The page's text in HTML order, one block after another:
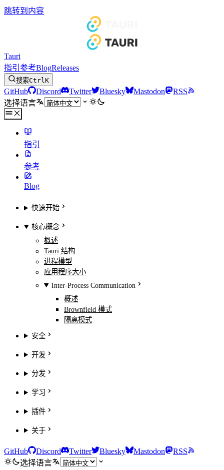
跳转到内容
Tauri
指引 参考BlogReleases
搜索CtrlK
GitHub Discord Twitter Bluesky Mastodon
RSS
选择语言
指引
参考
Blog
快速开始
核心概念
概述
Tauri 结构
进程模型
应用程序大小
Inter-Process Communication
概述
Brownfield 模式
隔离模式
安全
开发
分发
学习
插件
关于
GitHub Discord Twitter Bluesky Mastodon
RSS
选择语言